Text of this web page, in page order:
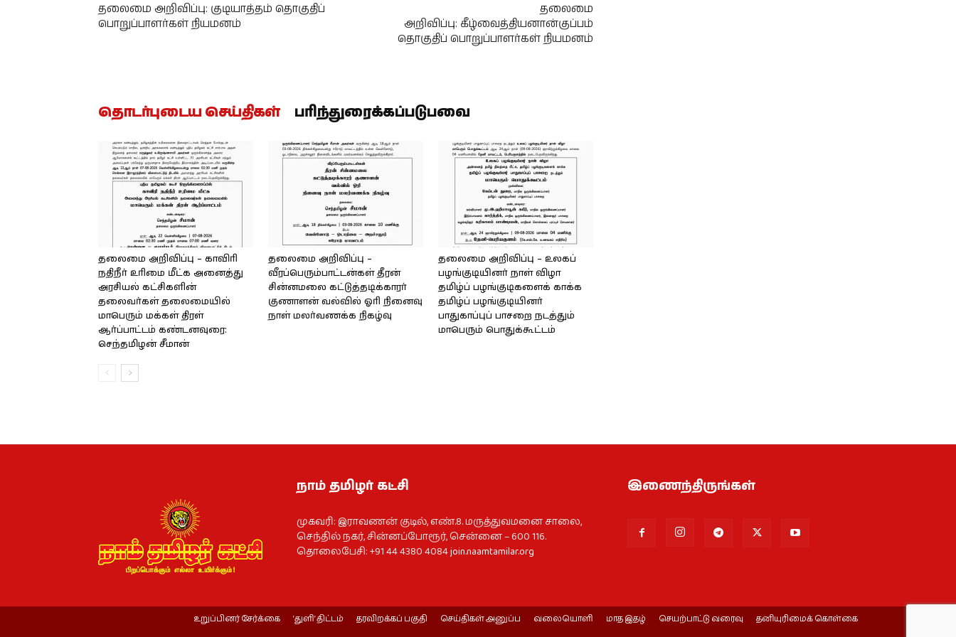
தலைமை அறிவிப்பு: குடியாத்தம் தொகுதிப்
பொறுப்பாளர்கள் நியமனம்
தலைமை
அறிவிப்பு: கீழ்வைத்தியனான்குப்பம்
தொகுதிப் பொறுப்பாளர்கள் நியமனம்
தொடர்புடைய செய்திகள் பரிந்துரைக்கப்படுபவை
தலைமை அறிவிப்பு – காவிரி
நதிநீர் உரிமை மீட்க அனைத்து
அரசியல் கட்சிகளின்
தலைவர்கள் தலைமையில்
மாபெரும் மக்கள் திரள்
ஆர்ப்பாட்டம் கண்டனவுரை:
செந்தமிழன் சீமான்
தலைமை அறிவிப்பு –
வீரப்பெரும்பாட்டன்கள் தீரன்
சின்னமலை கட்டுத்தடிக்காரர்
குணாளன் வல்வில் ஓரி நினைவு
நாள் மலர்வணக்க நிகழ்வு
தலைமை அறிவிப்பு – உலகப்
பழங்குடியினர் நாள் விழா
தமிழ்ப் பழங்குடிகளைக் காக்க
தமிழ்ப் பழங்குடியினர்
பாதுகாப்புப் பாசறை நடத்தும்
மாபெரும் பொதுக்கூட்டம்
நாம் தமிழர் கட்சி
முகவரி: இராவணன் குடில், எண்.8. மருத்துவமனை சாலை,
செந்தில் நகர், சின்னப்போரூர், சென்னை – 600 116.
தொலைபேசி: +91 44 4380 4084join.naamtamilar.org
இணைந்திருங்கள்
உறுப்பினர் சேர்க்கை ‘துளி’ திட்டம் தரவிறக்கப் பகுதி செய்திகள் அனுப்ப வலையொளி மாத இதழ் செயற்பாட்டு வரைவு தனியுரிமைக் கொள்கை